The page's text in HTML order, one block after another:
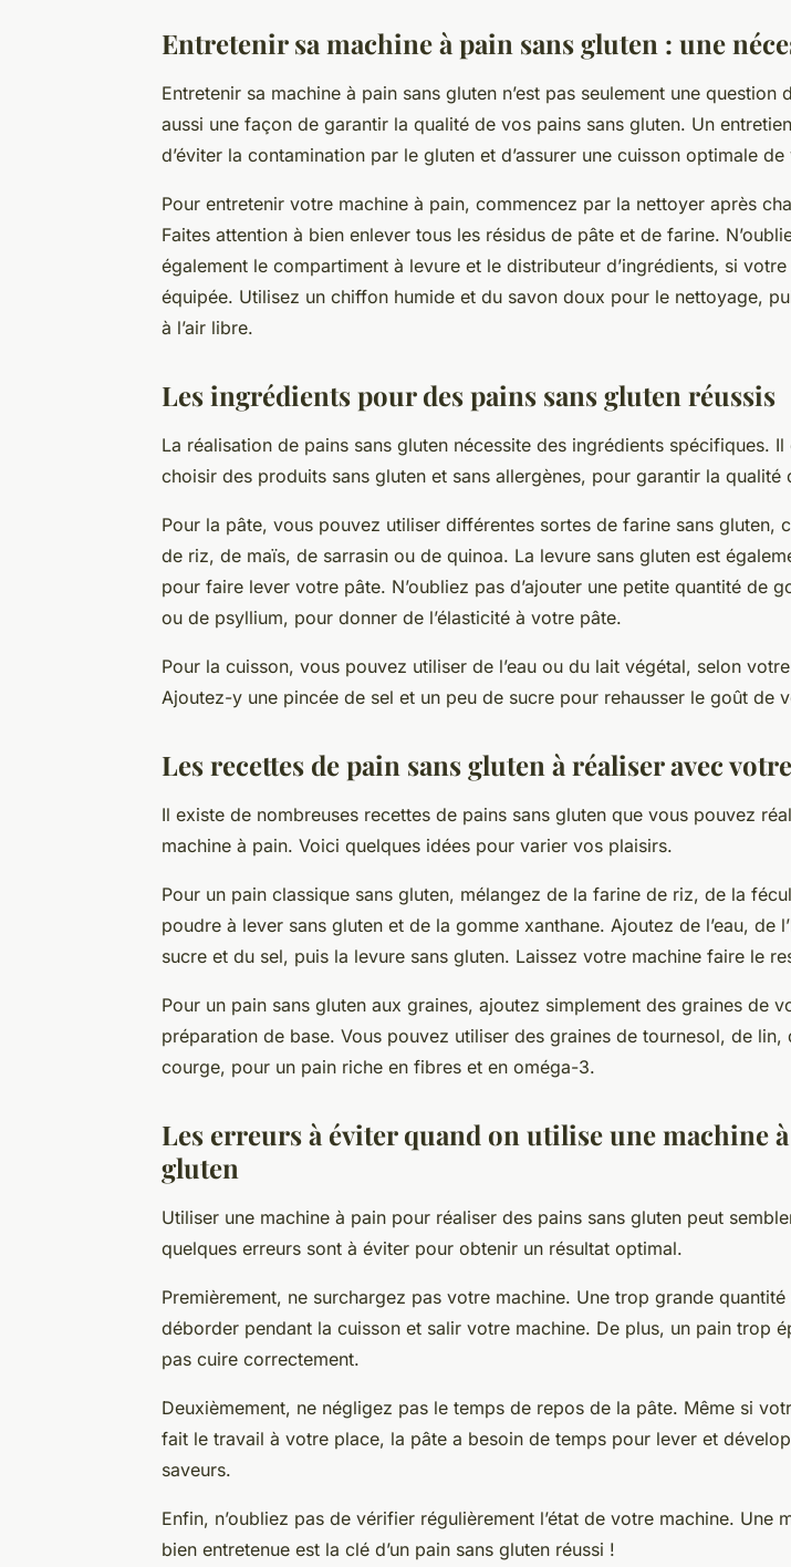
Entretenir sa machine à pain sans gluten : une
Entretenir sa machine à pain sans gluten n’est pas seulement une question
aussi une façon de garantir la qualité de vos pains sans gluten. Un
d’éviter la contamination par le gluten et d’assurer une cuisson optimale de
Pour entretenir votre machine à pain, commencez par la nettoyer après
Faites attention à bien enlever tous les résidus de pâte et de farine.
également le compartiment à levure et le distributeur d’ingrédients, si
équipée. Utilisez un chiffon humide et du savon doux pour le nettoyage,
à l’air libre.
Les ingrédients pour des pains sans gluten réussis
La réalisation de pains sans gluten nécessite des ingrédients spécifiques.
choisir des produits sans gluten et sans allergènes, pour garantir la qualité
Pour la pâte, vous pouvez utiliser différentes sortes de farine sans gluten,
de riz, de maïs, de sarrasin ou de quinoa. La levure sans gluten est
pour faire lever votre pâte. N’oubliez pas d’ajouter une petite quantité de
ou de psyllium, pour donner de l’élasticité à votre pâte.
Pour la cuisson, vous pouvez utiliser de l’eau ou du lait végétal, selon
Ajoutez-y une pincée de sel et un peu de sucre pour rehausser le goût de
Les recettes de pain sans gluten à réaliser avec
Il existe de nombreuses recettes de pains sans gluten que vous pouvez
machine à pain. Voici quelques idées pour varier vos plaisirs.
Pour un pain classique sans gluten, mélangez de la farine de riz, de la
poudre à lever sans gluten et de la gomme xanthane. Ajoutez de l’eau, de
sucre et du sel, puis la levure sans gluten. Laissez votre machine faire le
Pour un pain sans gluten aux graines, ajoutez simplement des graines de
préparation de base. Vous pouvez utiliser des graines de tournesol, de lin,
courge, pour un pain riche en fibres et en oméga-3.
Les erreurs à éviter quand on utilise une machine
gluten
Utiliser une machine à pain pour réaliser des pains sans gluten peut
quelques erreurs sont à éviter pour obtenir un résultat optimal.
Premièrement, ne surchargez pas votre machine. Une trop grande quantité
déborder pendant la cuisson et salir votre machine. De plus, un pain trop
pas cuire correctement.
Deuxièmement, ne négligez pas le temps de repos de la pâte. Même si
fait le travail à votre place, la pâte a besoin de temps pour lever et
saveurs.
Enfin, n’oubliez pas de vérifier régulièrement l’état de votre machine. Une
bien entretenue est la clé d’un pain sans gluten réussi !